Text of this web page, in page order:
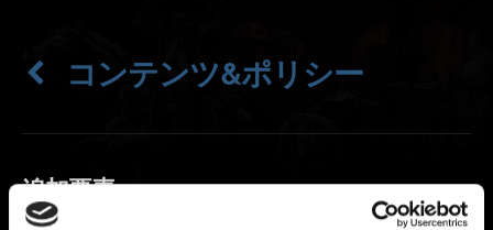
コンテンツ&ポリシー
追加要素